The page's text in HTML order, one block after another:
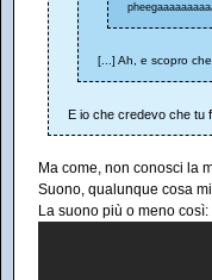
[...] Ah, e scopro
E io che credevo che tu
Ma come, non conosci la
Suono, qualunque cosa
La suono più o meno così: